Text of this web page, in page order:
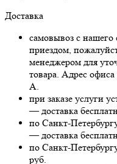
Доставка
самовывоз с нашего
приездом,
менеджером для
товара. Адрес
А.
при заказе услуги
— доставка
по Санкт-
— доставка
по Санкт-
руб.